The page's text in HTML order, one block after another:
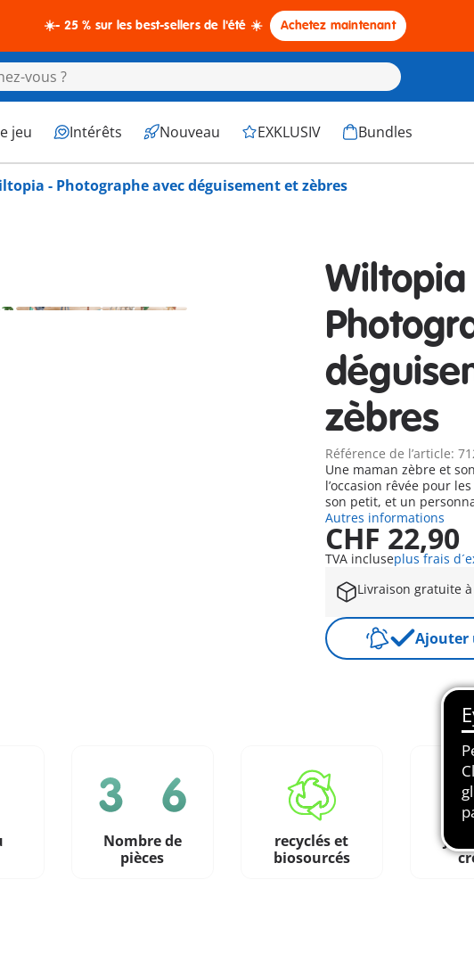
☀️- 25 % sur les best-sellers de l'été ☀️ Achetez maintenant
jeu Intérêts Nouveau EXKLUSIV Bundles
- Photographe avec déguisement et zèbres
zèbres
Référence de l’article:
Une maman zèbre et
l’occasion rêvée pour
son petit, et un
Autres informations
CHF 22,90
TVA incluseplus frais
Livraison gratuite
Ajouter
Nombre de
pièces
recyclés et
biosourcés
Jeu